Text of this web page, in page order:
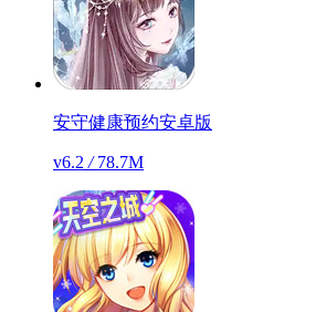
安守健康预约安卓版
v6.2 /78.7M